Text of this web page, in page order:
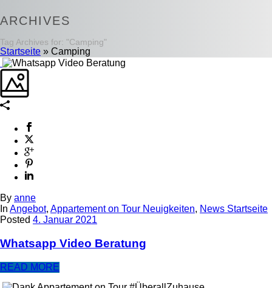
ARCHIVES
Tag Archives for: "Camping"
Startseite » Camping
By anne
In Angebot, Appartement on Tour Neuigkeiten, News Startseite
Posted 4. Januar 2021
Whatsapp Video Beratung
READ MORE